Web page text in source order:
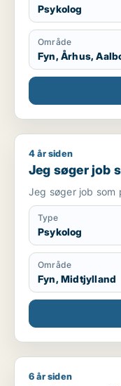
Psykolog
Område
Fyn, Århus,
Jeg søger job som
4 år siden
Jeg søger job
Jeg søger job som
Type
Psykolog
Område
Fyn, Midtjylland
Louise søger job
6 år siden